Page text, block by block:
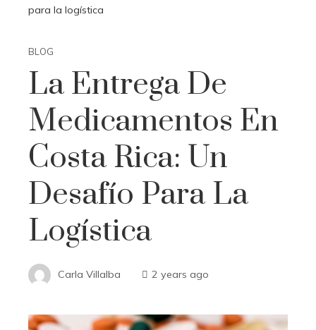
para la logística
BLOG
La Entrega De
Medicamentos En
Costa Rica: Un
Desafío Para La
Logística
Carla Villalba 2 years ago